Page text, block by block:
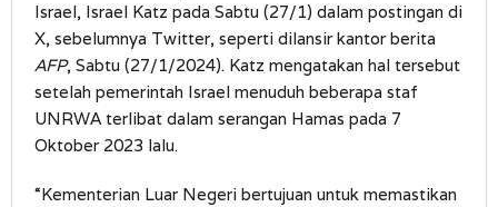
Israel, Israel Katz pada Sabtu (27/1) dalam postingan di
X, sebelumnya Twitter, seperti dilansir kantor berita
AFP, Sabtu (27/1/2024). Katz mengatakan hal tersebut
setelah pemerintah Israel menuduh beberapa staf
UNRWA terlibat dalam serangan Hamas pada 7
Oktober 2023 lalu.
“Kementerian Luar Negeri bertujuan untuk memastikan